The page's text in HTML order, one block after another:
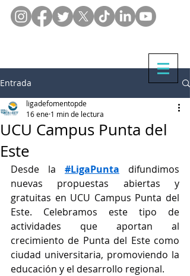
Entrada
UCU Campus Punta del
Este
ligadefomentopde
16 ene 1 min de lectura
Desde la #LigaPunta difundimos
nuevas propuestas abiertas y
gratuitas en UCU Campus Punta del
Este. Celebramos este tipo de
actividades que aportan al
crecimiento de Punta del Este como
ciudad universitaria, promoviendo la
educación y el desarrollo regional.